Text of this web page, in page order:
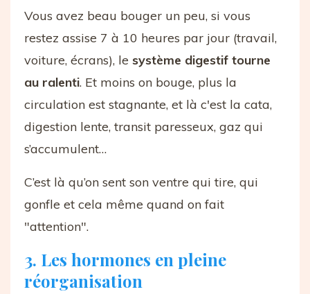
Vous avez beau bouger un peu, si vous
restez assise 7 à 10 heures par jour (travail,
voiture, écrans), le système digestif tourne
au ralenti. Et moins on bouge, plus la
circulation est stagnante, et là c'est la cata,
digestion lente, transit paresseux, gaz qui
s’accumulent…
C’est là qu’on sent son ventre qui tire, qui
gonfle et cela même quand on fait
"attention".
3. Les hormones en pleine
réorganisation